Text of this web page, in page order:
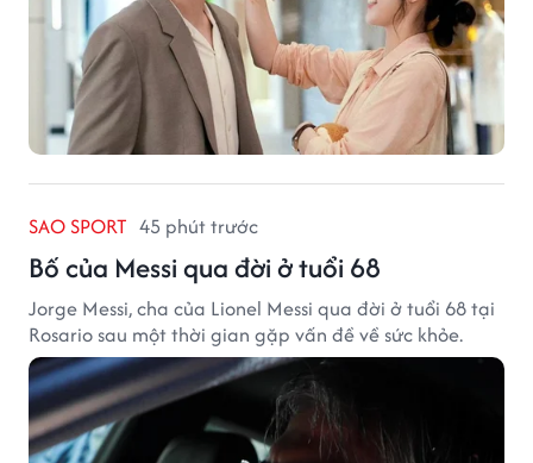
SAO SPORT 45 phút trước
Bố của Messi qua đời ở tuổi 68
Jorge Messi, cha của Lionel Messi qua đời ở tuổi 68 tại
Rosario sau một thời gian gặp vấn đề về sức khỏe.